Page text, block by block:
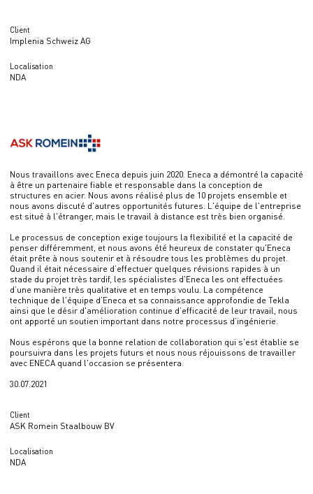
Client
Implenia Schweiz AG
Localisation
NDA
Client
ASK Romein Staalbouw BV
Localisation
NDA
Nous travaillons avec Eneca depuis juin 2020. Eneca a démontré la capacité
à être un partenaire fiable et responsable dans la conception de
structures en acier. Nous avons réalisé plus de 10 projets ensemble et
nous avons discuté d'autres opportunités futures. L'équipe de l'entreprise
est situé à l'étranger, mais le travail à distance est très bien organisé.
Le processus de conception exige toujours la flexibilité et la capacité de
penser différemment, et nous avons été heureux de constater qu'Eneca
était prête à nous soutenir et à résoudre tous les problèmes du projet.
Quand il était nécessaire d’effectuer quelques révisions rapides à un
stade du projet très tardif, les spécialistes d'Eneca les ont effectuées
d’une manière très qualitative et en temps voulu. La compétence
technique de l'équipe d’Eneca et sa connaissance approfondie de Tekla
ainsi que le désir d'amélioration continue d’efficacité de leur travail, nous
ont apporté un soutien important dans notre processus d’ingénierie.
Nous espérons que la bonne relation de collaboration qui s'est établie se
poursuivra dans les projets futurs et nous nous réjouissons de travailler
avec ENECA quand l'occasion se présentera.
30.07.2021